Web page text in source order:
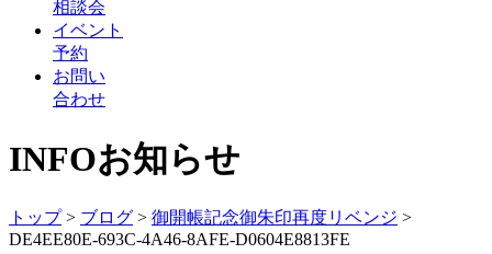
相談会
イベント
予約
お問い
合わせ
INFOお知らせ
トップ> ブログ > 御開帳記念御朱印再度リベンジ >
DE4EE80E-693C-4A46-8AFE-D0604E8813FE